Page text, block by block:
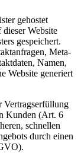
gehostet
Website
gespeichert.
Meta-
Namen,
Website generiert
Vertragserfüllung
Kunden (Art. 6
schnellen
durch einen